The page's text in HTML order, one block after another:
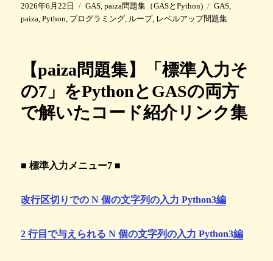
投
稿
2026年6月22日
カ
テ
GAS,paiza問題集（GASとPython)
タ
グ
GAS,
paiza,Python, プログラミング, ループ, レベルアップ問題集
【paiza問題集】「標準入力そ
の7」をPythonとGASの両方
で解いたコード紹介リンク集
■ 標準入力メニュー7 ■
改行区切りでの N 個の文字列の入力 Python3編
2 行目で与えられる N 個の文字列の入力 Python3編